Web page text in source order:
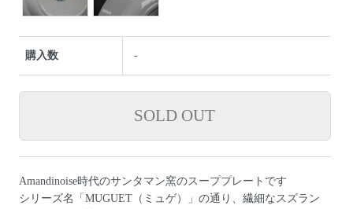
購入数 -
Amandinoise時代のサンタマン窯のスーププレートです
シリーズ名「MUGUET（ミュゲ）」の通り、繊細なスズラン